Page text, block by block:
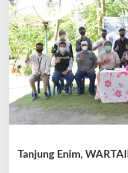
j
a
P
E
T
I
d
i
G
e
Tanjung Enim,